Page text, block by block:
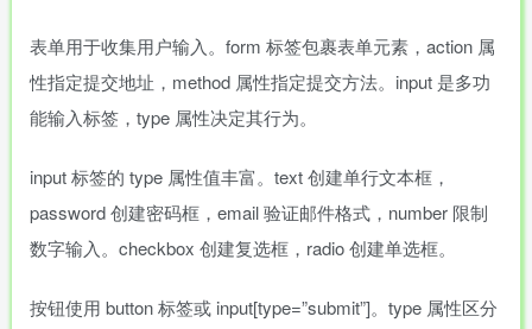
表单用于收集用户输入。form 标签包裹表单元素，action 属
性指定提交地址，method 属性指定提交方法。input 是多功
能输入标签，type 属性决定其行为。
input 标签的 type 属性值丰富。text 创建单行文本框，
password 创建密码框，email 验证邮件格式，number 限制
数字输入。checkbox 创建复选框，radio 创建单选框。
按钮使用 button 标签或 input[type=”submit”]。type 属性区分